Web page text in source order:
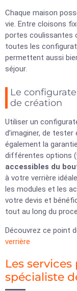
Chaque maison
vie. Entre cloisons
portes coulissantes
toutes les
permettent aussi
séjour.
Le
de création
Utiliser un
d’imaginer, de
également la
différentes options
accessibles du
à votre verrière
les modules et les
votre devis et
tout au long du
Découvrez ce point
verrière
Les
spécialiste